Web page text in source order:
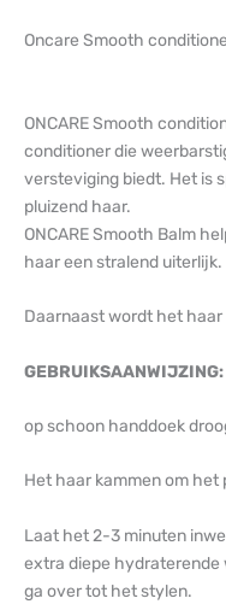
Oncare Smooth
ONCARE Smooth
conditioner die
versteviging biedt. Het is
pluizend haar.
ONCARE Smooth Balm
haar een stralend uiterlijk.
Daarnaast wordt het
GEBRUIKSAANWIJZING:
op schoon handdoek
Het haar kammen om
Laat het 2-3 minuten
extra diepe hydraterende
ga over tot het stylen.